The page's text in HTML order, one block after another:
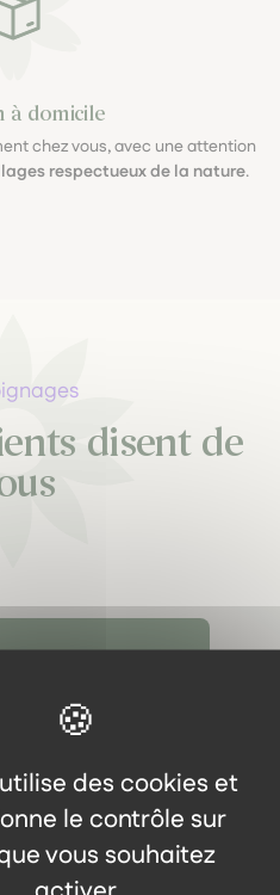
des cookies et
le contrôle sur
vous souhaitez
à domicile
chez vous, avec une attention
respectueux de la nature.
disent de